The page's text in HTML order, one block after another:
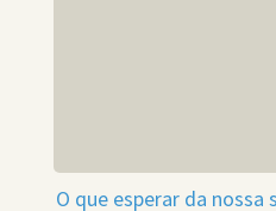
O que esperar da